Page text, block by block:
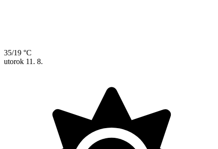
35/19 °C
utorok 11. 8.